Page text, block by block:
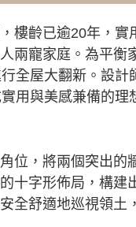
樓齡已逾20年，
兩寵家庭。為平衡
全屋大翻新。設
用與美感兼備的理
位，將兩個突出的
十字形佈局，構
全舒適地巡視領土